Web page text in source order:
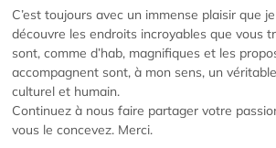
C’est toujours avec un immense plaisir que
découvre les endroits incroyables que vous
sont, comme d’hab, magnifiques et les
accompagnent sont, à mon sens, un
culturel et humain.
Continuez à nous faire partager votre
vous le concevez. Merci.